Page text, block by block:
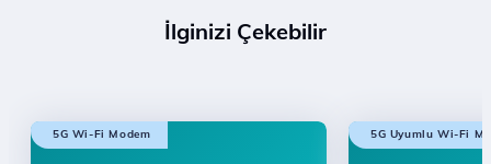
İlginizi Çekebilir
5G Wi-Fi Modem 5G Uyumlu Wi-Fi